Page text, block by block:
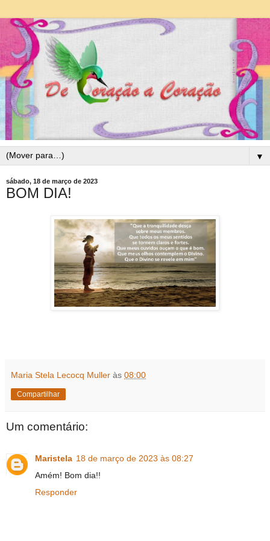
▼
sábado, 18 de março de 2023
BOM DIA!
Maria Stela Lecocq Muller às 08:00
Compartilhar
Um comentário:
Maristela 18 de março de 2023 às 08:27
Amém! Bom dia!!
Responder